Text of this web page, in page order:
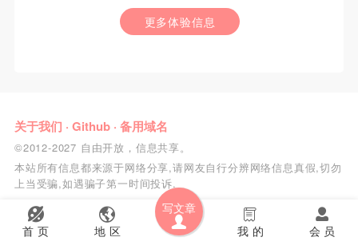
首 页 地 区
写文章
会 员
我 的
更多体验信息
关于我们 · Github· 备用域名
©2012-2027 自由开放，信息共享。
本站所有信息都来源于网络分享,请网友自行分辨网络信息真假,切勿
上当受骗,如遇骗子第一时间投诉.